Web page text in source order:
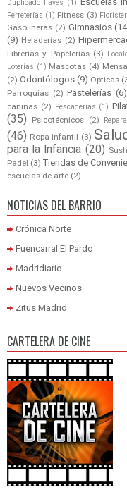
Duplicado llaves (1)
Ferreterías (1) Fitness (3)
Gasolineras (2) Gimnasios
(9) Heladerías (2)
Librerías y Papelerías (3)
Loterías (1) Mascotas (4)
(2) Odontólogos (9) Opticas
Parroquias (2) Pastelerías (6)
caninas (2) Pescaderías (1)
(35)
Psicotécnicos (2)
(46) Ropa infantil (3)
para la Infancia (20)
Padel (3) Tiendas de
escuelas de arte (2)
NOTICIAS DEL BARRIO
Crónica Norte
Fuencarral El Pardo
Madridiario
Nuevos Vecinos
Zitus Madrid
CARTELERA DE CINE